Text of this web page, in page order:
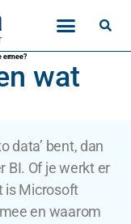
ermee?
wat
data’ bent, dan
BI. Of je werkt er
is Microsoft
en waarom